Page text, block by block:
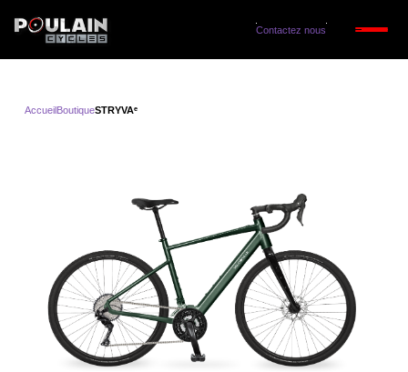
Contactez nous
Accueil BoutiqueSTRYVAᵉ